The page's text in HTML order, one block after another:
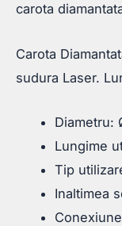
carota
Carota
sudura Laser.
Diametru:
Lungime
Tip
Inaltimea